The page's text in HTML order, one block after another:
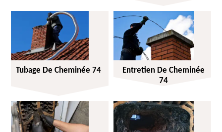
Tubage De Cheminée 74
Entretien De Cheminée
74